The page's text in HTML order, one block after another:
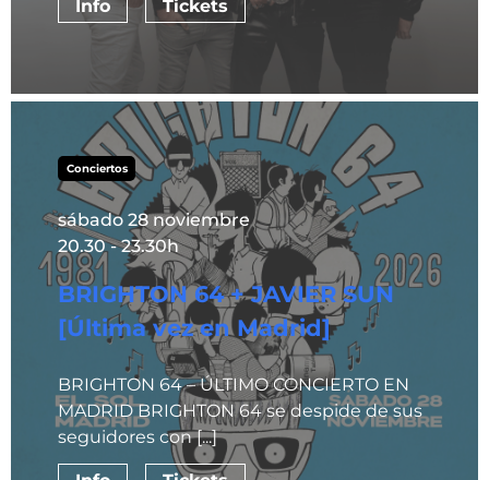
Info Tickets
Conciertos
sábado 28 noviembre
20.30 - 23.30h
BRIGHTON 64 + JAVIER SUN
[Última vez en Madrid]
BRIGHTON 64 – ÚLTIMO CONCIERTO EN
MADRID BRIGHTON 64 se despide de sus
seguidores con [...]